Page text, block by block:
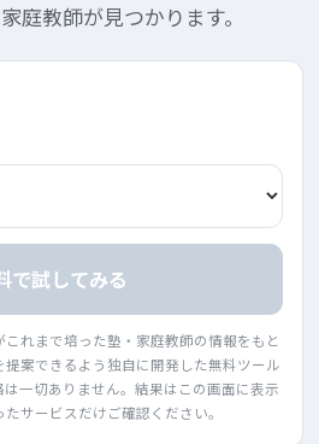
庭教師が見つかります。
で試してみる
れまで培った塾・家庭教師の情報をもと
案できるよう独自に開発した無料ツール
一切ありません。結果はこの画面に表示
サービスだけご確認ください。